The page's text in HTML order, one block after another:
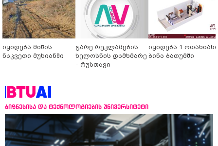
იყიდება მიწის
ნაკვეთი მუხიანში
გარე რეკლამების
ხელოსნის დამხმარე
- რუსთავი
იყიდება 1 ოთახიანი
ბინა ბათუმში
ბიზნესისა და ტექნოლოგიების უნივერსიტეტი